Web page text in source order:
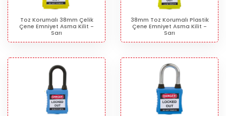
Toz Korumalı 38mm Çelik
Çene Emniyet Asma Kilit -
Sarı
38mm Toz Korumalı Plastik
Çene Emniyet Asma Kilit -
Sarı